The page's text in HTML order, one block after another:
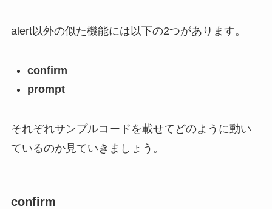
alert以外の似た機能には以下の2つがあります。
confirm
prompt
それぞれサンプルコードを載せてどのように動い
ているのか見ていきましょう。
confirm